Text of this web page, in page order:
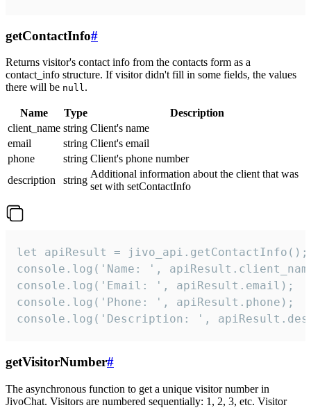
getContactInfo#
Returns visitor's contact info from the contacts form as a
contact_info structure. If visitor didn't fill in some fields, the values
there will be null.
Name Type
Description
client_name string Client's name
email
string Client's email
phone
string Client's phone number
description
string
Additional information about the client that was
set with setContactInfo
let apiResult = jivo_api.getContactInfo();
console.log('Name: ',
console.log('Email: ', apiResult.email);
console.log('Phone: ', apiResult.phone);
console.log('Description: ',
getVisitorNumber#
The asynchronous function to get a unique visitor number in
JivoChat. Visitors are numbered sequentially: 1, 2, 3, etc. Visitor